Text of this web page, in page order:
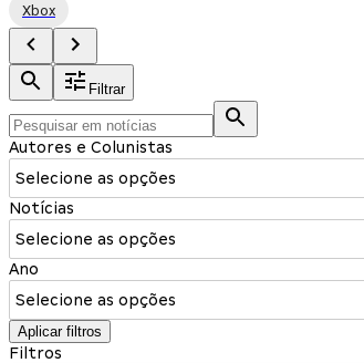
Xbox
Filtrar
Autores e Colunistas
Selecione as opções
Notícias
Selecione as opções
Ano
Selecione as opções
Aplicar filtros
Filtros